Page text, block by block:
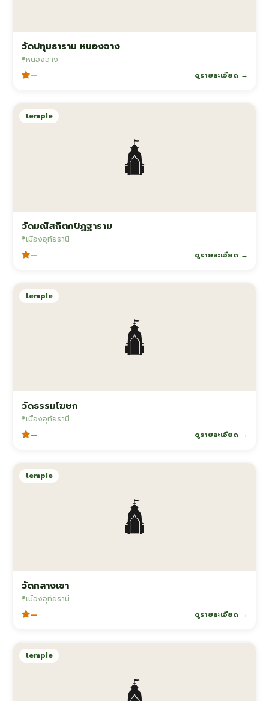
วัดปทุมธาราม หนองฉาง
หนองฉาง
— ดูรายละเอียด →
🛕
temple
วัดมณีสถิตกปิฏฐาราม
เมืองอุทัยธานี
— ดูรายละเอียด →
🛕
temple
วัดธรรมโฆษก
เมืองอุทัยธานี
— ดูรายละเอียด →
🛕
temple
วัดกลางเขา
เมืองอุทัยธานี
— ดูรายละเอียด →
temple